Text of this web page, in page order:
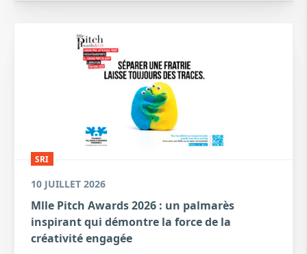
SRI
10 JUILLET 2026
Mlle Pitch Awards 2026 : un palmarès
inspirant qui démontre la force de la
créativité engagée